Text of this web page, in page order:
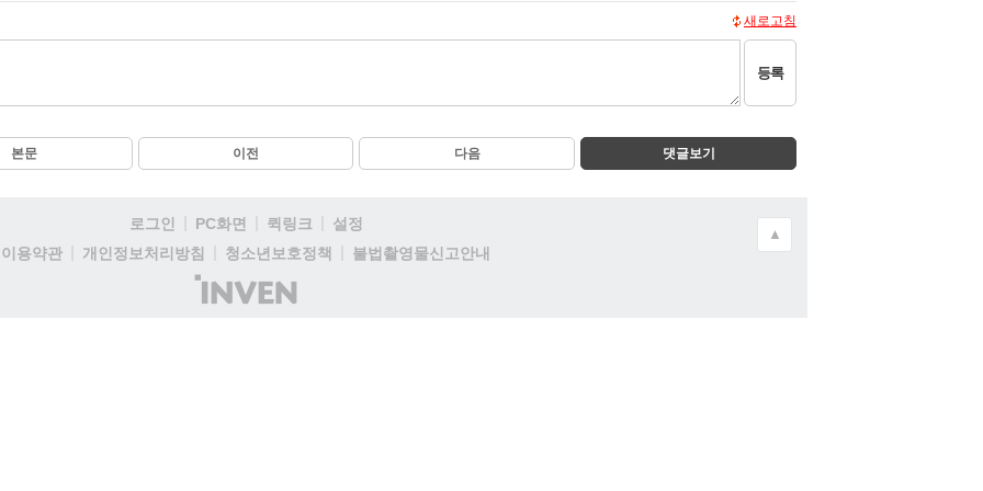
새로고침
등록
본문 이전 다음 댓글보기
로그인 PC화면 퀵링크
설정
이용약관
개인정보처리방침 청소년보호정책
불법촬영물신고안내
(주)
인
▲